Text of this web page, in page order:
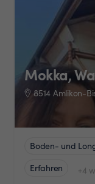
Mokka,
8514 Amlikon-
Boden- und
Erfahren
+4